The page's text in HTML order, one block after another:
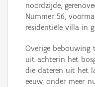
noordzijde,
Nummer 56,
residentiële villa in
Overige bebouwing
uit achterin het
die dateren uit het
eeuw, onder meer